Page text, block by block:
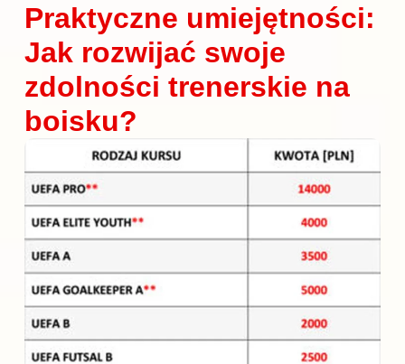
Praktyczne umiejętności:
Jak rozwijać swoje
zdolności trenerskie na
boisku?